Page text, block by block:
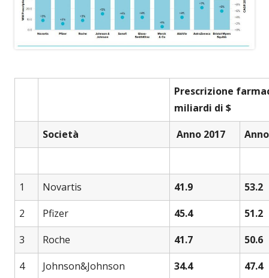
Prescrizione
miliardi di $
Società
Anno 2017
1 Novartis 41.9
53.2
2
Pfizer 45.4
51.2
3
Roche 41.7
50.6
4
Johnson&Johnson 34.4 47.4